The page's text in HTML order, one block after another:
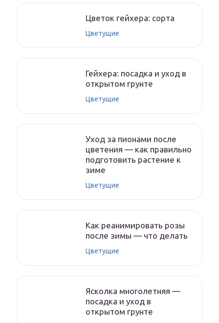
Цветок гейхера: сорта
Цветущие
Гейхера: посадка и уход в
открытом грунте
Цветущие
Уход за пионами после
цветения — как правильно
подготовить растение к
зиме
Цветущие
Как реанимировать розы
после зимы — что делать
Цветущие
Ясколка многолетняя —
посадка и уход в
открытом грунте